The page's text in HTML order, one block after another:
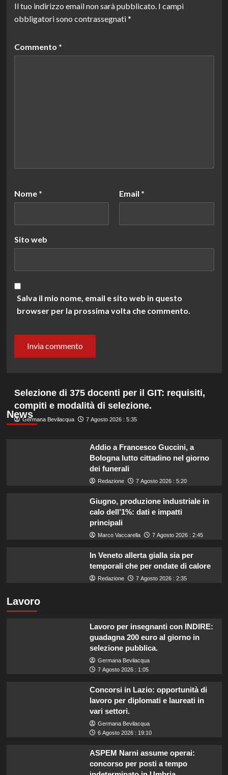
Il tuo indirizzo email non sarà pubblicato. I campi
obbligatori sono contrassegnati*
Commento *
Nome * Email *
Sito web
Salva il mio nome, email e sito web in questo
browser per la prossima volta che commento.
News
Selezione di 375 docenti per il GIT: requisiti,
compiti e modalità di selezione.
Germana Bevilacqua 7 Agosto 2026 : 5:35
Addio a Francesco Guccini, a
Bologna lutto cittadino nel giorno
dei funerali
Redazione 7 Agosto 2026 : 5:20
Giugno, produzione industriale in
calo dell’1%: dati e impatti
principali
Marco Vaccarella 7 Agosto 2026 : 2:45
In Veneto allerta gialla sia per
temporali che per ondate di calore
Redazione 7 Agosto 2026 : 2:35
Lavoro
Lavoro per insegnanti con INDIRE:
guadagna 200 euro al giorno in
selezione pubblica.
Germana Bevilacqua
7 Agosto 2026 : 1:05
Concorsi in Lazio: opportunità di
lavoro per diplomati e laureati in
vari settori.
Germana Bevilacqua
6 Agosto 2026 : 19:10
ASPEM Narni assume operai:
concorso per posti a tempo